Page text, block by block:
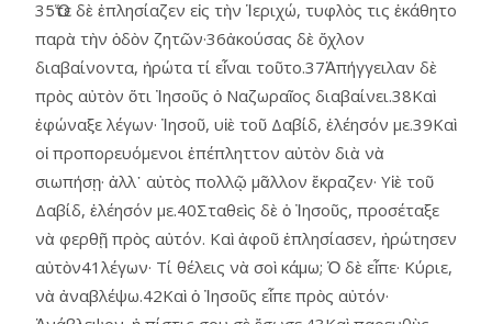
35Ὅτε δὲ ἐπλησίαζεν εἰς τὴν Ἱεριχώ, τυφλὸς τις ἐκάθητο
παρὰ τὴν ὁδὸν ζητῶν·36ἀκούσας δὲ ὄχλον
διαβαίνοντα, ἠρώτα τί εἶναι τοῦτο.37Ἀπήγγειλαν δὲ
πρὸς αὐτὸν ὅτι Ἰησοῦς ὁ Ναζωραῖος διαβαίνει.38Καὶ
ἐφώναξε λέγων· Ἰησοῦ, υἱὲ τοῦ Δαβίδ, ἐλέησόν με.39Καὶ
οἱ προπορευόμενοι ἐπέπληττον αὐτὸν διὰ νὰ
σιωπήσῃ· ἀλλ᾿ αὐτὸς πολλῷ μᾶλλον ἔκραζεν· Υἱὲ τοῦ
Δαβίδ, ἐλέησόν με.40Σταθεὶς δὲ ὁ Ἰησοῦς, προσέταξε
νὰ φερθῇ πρὸς αὐτόν. Καὶ ἀφοῦ ἐπλησίασεν, ἠρώτησεν
αὐτὸν41λέγων· Τί θέλεις νὰ σοὶ κάμω; Ὁ δὲ εἶπε· Κύριε,
νὰ ἀναβλέψω.42Καὶ ὁ Ἰησοῦς εἶπε πρὸς αὐτόν·